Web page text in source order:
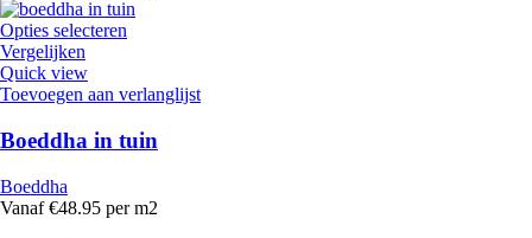
Opties selecteren
Vergelijken
Quick view
Toevoegen aan verlanglijst
Boeddha in tuin
Boeddha
Vanaf €48.95 per m2